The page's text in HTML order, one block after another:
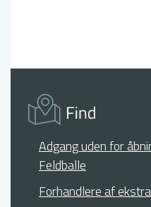
Adgang uden for
Feldballe
Forhandlere af